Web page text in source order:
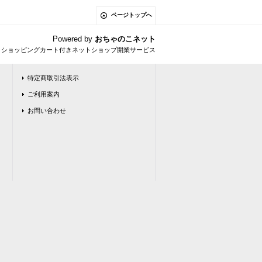
ページトップへ
Powered by おちゃのこネット
ョッピングカート付きネットショップ開業サービス
特定商取引法表示
ご利用案内
お問い合わせ